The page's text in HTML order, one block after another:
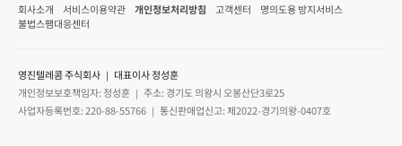
회사소개 서비스이용약관 개인정보처리방침 고객센터
명의도용 방지서비스
불법스팸대응센터
영진텔레콤 주식회사 ｜ 대표이사 정성훈
개인정보보호책임자: 정성훈 ｜ 주소: 경기도 의왕시 오봉산단3로25
사업자등록번호: 220-88-55766 ｜ 통신판매업신고: 제2022-경기의왕-0407호